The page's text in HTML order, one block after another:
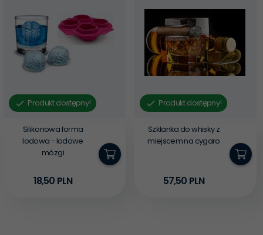
Produkt dostępny!
Silikonowa forma
lodowa - lodowe
mózgi
18,50 PLN
Produkt dostępny!
Szklanka do whisky z
miejscem na cygaro
57,50 PLN